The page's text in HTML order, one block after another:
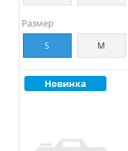
Размер
S M
Новинка